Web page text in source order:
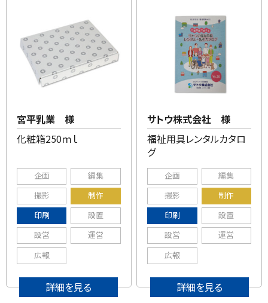
宮平乳業 様
化粧箱250ｍｌ
企画
編集
撮影
制作
印刷
設置
設営
運営
広報
詳細を見る
サトウ株式会社 様
福祉用具レンタルカタロ
グ
企画
編集
撮影
制作
印刷
設置
設営
運営
広報
詳細を見る